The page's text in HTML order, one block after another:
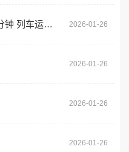
京沪高铁最短发车间隔压缩至3分钟 列车运行再加密 2026-01-26
2026-01-26
2026-01-26
2026-01-26